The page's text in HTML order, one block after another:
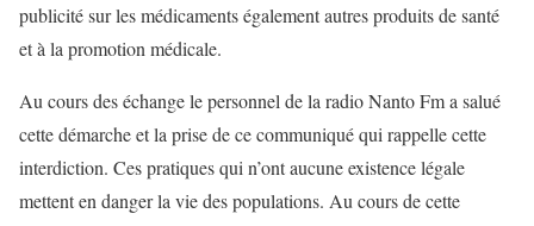
publicité sur les médicaments également autres produits de santé
et à la promotion médicale.
Au cours des échange le personnel de la radio Nanto Fm a salué
cette démarche et la prise de ce communiqué qui rappelle cette
interdiction. Ces pratiques qui n’ont aucune existence légale
mettent en danger la vie des populations. Au cours de cette